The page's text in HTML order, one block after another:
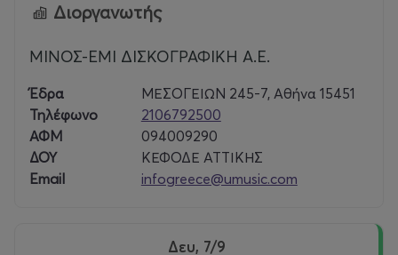
Διοργανωτής
ΜΙΝΟΣ-ΕΜΙ ΔΙΣΚΟΓΡΑΦΙΚΗ Α.Ε.
Έδρα
ΜΕΣΟΓΕΙΩΝ 245-7, Αθήνα 15451
Τηλέφωνο
2106792500
ΑΦΜ
094009290
ΔΟΥ
ΚΕΦΟΔΕ ΑΤΤΙΚΗΣ
Email
infogreece@umusic.com
Δευ, 7/9